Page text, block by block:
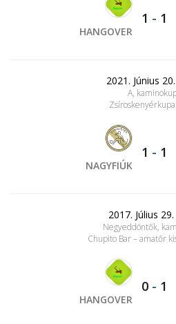
HANGOVER
1 - 1
2021. Június 20.
A,
NAGYFIÚK
1 - 1
2017. Július 29.
Negyeddöntők,
Chupito Bar – amatőr
HANGOVER
0 - 1